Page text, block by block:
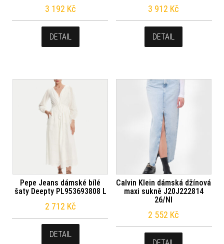
3 192 Kč
DETAIL
3 912 Kč
DETAIL
Pepe Jeans dámské bílé
šaty Deepty PL953693808 L
2 712 Kč
DETAIL
Calvin Klein dámská džínová
maxi sukně J20J222814
26/NI
2 552 Kč